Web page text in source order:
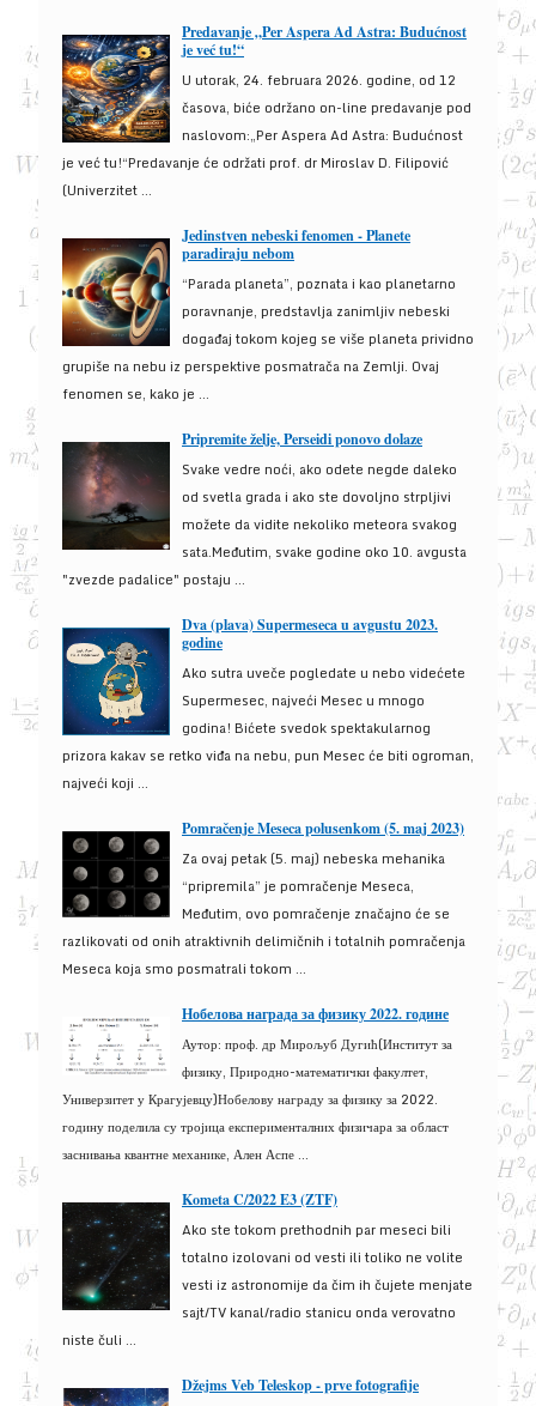
Predavanje „Per Aspera Ad Astra: Budućnost
je već tu!“
U utorak, 24. februara 2026. godine, od 12
časova, biće održano on-line predavanje pod
naslovom:„Per Aspera Ad Astra: Budućnost
je već tu!“Predavanje će održati prof. dr Miroslav D. Filipović
(Univerzitet ...
Jedinstven nebeski fenomen - Planete
paradiraju nebom
“Parada planeta”, poznata i kao planetarno
poravnanje, predstavlja zanimljiv nebeski
događaj tokom kojeg se više planeta prividno
grupiše na nebu iz perspektive posmatrača na Zemlji. Ovaj
fenomen se, kako je ...
Pripremite želje, Perseidi ponovo dolaze
Svake vedre noći, ako odete negde daleko
od svetla grada i ako ste dovoljno strpljivi
možete da vidite nekoliko meteora svakog
sata.Međutim, svake godine oko 10. avgusta
"zvezde padalice" postaju ...
Dva (plava) Supermeseca u avgustu 2023.
godine
Ako sutra uveče pogledate u nebo videćete
Supermesec, najveći Mesec u mnogo
godina! Bićete svedok spektakularnog
prizora kakav se retko viđa na nebu, pun Mesec će biti ogroman,
najveći koji ...
Pomračenje Meseca polusenkom (5. maj 2023)
Za ovaj petak (5. maj) nebeska mehanika
“pripremila” je pomračenje Meseca,
Međutim, ovo pomračenje značajno će se
razlikovati od onih atraktivnih delimičnih i totalnih pomračenja
Meseca koja smo posmatrali tokom ...
Нобелова награда за физику 2022. године
Аутор: проф. др Мирољуб Дугић(Институт за
физику, Природно-математички факултет,
Универзитет у Крагујевцу)Нобелову награду за физику за 2022.
годину поделила су тројица експерименталних физичара за област
заснивања квантне механике, Ален Аспе ...
Kometa C/2022 E3 (ZTF)
Ako ste tokom prethodnih par meseci bili
totalno izolovani od vesti ili toliko ne volite
vesti iz astronomije da čim ih čujete menjate
sajt/TV kanal/radio stanicu onda verovatno
niste čuli ...
Džejms Veb Teleskop - prve fotografije